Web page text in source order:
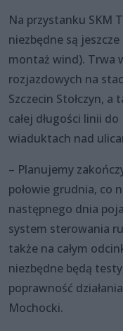
Na przystanku SKM
niezbędne są
montaż wind). Trwa
rozjazdowych na
Szczecin Stołczyn,
całej długości linii
wiaduktach nad
– Planujemy
połowie grudnia, co
następnego dnia
system sterowania
także na całym
niezbędne będą
poprawność
Mochocki.